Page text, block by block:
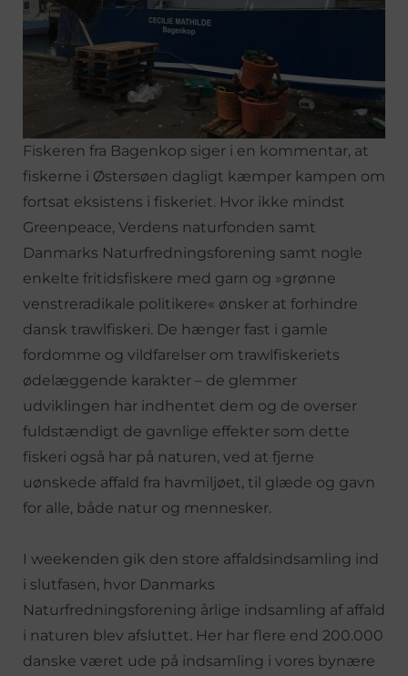
Fiskeren fra Bagenkop siger i en kommentar, at
fiskerne i Østersøen dagligt kæmper kampen om
fortsat eksistens i fiskeriet. Hvor ikke mindst
Greenpeace, Verdens naturfonden samt
Danmarks Naturfredningsforening samt nogle
enkelte fritidsfiskere med garn og »grønne
venstreradikale politikere« ønsker at forhindre
dansk trawlfiskeri. De hænger fast i gamle
fordomme og vildfarelser om trawlfiskeriets
ødelæggende karakter – de glemmer
udviklingen har indhentet dem og de overser
fuldstændigt de gavnlige effekter som dette
fiskeri også har på naturen, ved at fjerne
uønskede affald fra havmiljøet, til glæde og gavn
for alle, både natur og mennesker.
I weekenden gik den store affaldsindsamling ind
i slutfasen, hvor Danmarks
Naturfredningsforening årlige indsamling af affald
i naturen blev afsluttet. Her har flere end 200.000
danske været ude på indsamling i vores bynære